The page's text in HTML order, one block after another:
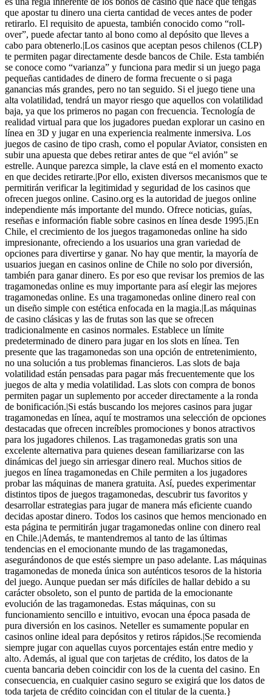
que apostar tu dinero una cierta cantidad de veces antes de poder
retirarlo. El requisito de apuesta, también conocido como “roll-
over”, puede afectar tanto al bono como al depósito que lleves a
cabo para obtenerlo.|Los casinos que aceptan pesos chilenos (CLP)
te permiten pagar directamente desde bancos de Chile. Esta también
se conoce como “varianza” y funciona para medir si un juego paga
pequeñas cantidades de dinero de forma frecuente o si paga
ganancias más grandes, pero no tan seguido. Si el juego tiene una
alta volatilidad, tendrá un mayor riesgo que aquellos con volatilidad
baja, ya que los primeros no pagan con frecuencia. Tecnología de
realidad virtual para que los jugadores puedan explorar un casino en
línea en 3D y jugar en una experiencia realmente inmersiva. Los
juegos de casino de tipo crash, como el popular Aviator, consisten en
subir una apuesta que debes retirar antes de que “el avión” se
estrelle. Aunque parezca simple, la clave está en el momento exacto
en que decides retirarte.|Por ello, existen diversos mecanismos que te
permitirán verificar la legitimidad y seguridad de los casinos que
ofrecen juegos online. Casino.org es la autoridad de juegos online
independiente más importante del mundo. Ofrece noticias, guías,
reseñas e información fiable sobre casinos en línea desde 1995.|En
Chile, el crecimiento de los juegos tragamonedas online ha sido
impresionante, ofreciendo a los usuarios una gran variedad de
opciones para divertirse y ganar. No hay que mentir, la mayoría de
usuarios juegan en casinos online de Chile no solo por diversión,
también para ganar dinero. Es por eso que revisar los premios de las
tragamonedas online es muy importante para así elegir las mejores
tragamonedas online. Es una tragamonedas online dinero real con
un diseño simple con estética enfocada en la magia.|Las máquinas
de casino clásicas y las de frutas son las que se ofrecen
tradicionalmente en casinos normales. Establece un límite
predeterminado de dinero para jugar en los slots en línea. Ten
presente que las tragamonedas son una opción de entretenimiento,
no una solución a tus problemas financieros. Las slots de baja
volatilidad están pensadas para pagar más frecuentemente que los
juegos de alta y media volatilidad. Las slots con compra de bonos
permiten pagar un suplemento por acceder directamente a la ronda
de bonificación.|Si estás buscando los mejores casinos para jugar
tragamonedas en línea, aquí te mostramos una selección de opciones
destacadas que ofrecen increíbles promociones y bonos atractivos
para los jugadores chilenos. Las tragamonedas gratis son una
excelente alternativa para quienes desean familiarizarse con las
dinámicas del juego sin arriesgar dinero real. Muchos sitios de
juegos en línea tragamonedas en Chile permiten a los jugadores
probar las máquinas de manera gratuita. Así, puedes experimentar
distintos tipos de juegos tragamonedas, descubrir tus favoritos y
desarrollar estrategias para jugar de manera más eficiente cuando
decidas apostar dinero. Todos los casinos que hemos mencionado en
esta página te permitirán jugar tragamonedas online con dinero real
en Chile.|Además, te mantendremos al tanto de las últimas
tendencias en el emocionante mundo de las tragamonedas,
asegurándonos de que estés siempre un paso adelante. Las máquinas
tragamonedas de moneda única son auténticos tesoros de la historia
del juego. Aunque puedan ser más difíciles de hallar debido a su
carácter obsoleto, son el punto de partida de la emocionante
evolución de las tragamonedas. Estas máquinas, con su
funcionamiento sencillo e intuitivo, evocan una época pasada de
pura diversión en los casinos. Neteller es sumamente popular en
casinos online ideal para depósitos y retiros rápidos.|Se recomienda
siempre jugar con aquellas cuyos porcentajes están entre medio y
alto. Además, al igual que con tarjetas de crédito, los datos de la
cuenta bancaria deben coincidir con los de la cuenta del casino. En
consecuencia, en cualquier casino seguro se exigirá que los datos de
toda tarjeta de crédito coincidan con el titular de la cuenta.}